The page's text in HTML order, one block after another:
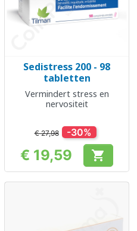
Sedistress 200 - 98
tabletten
Vermindert stress en
nervositeit
€ 27,98 -30%
Prijs
€ 19,59 